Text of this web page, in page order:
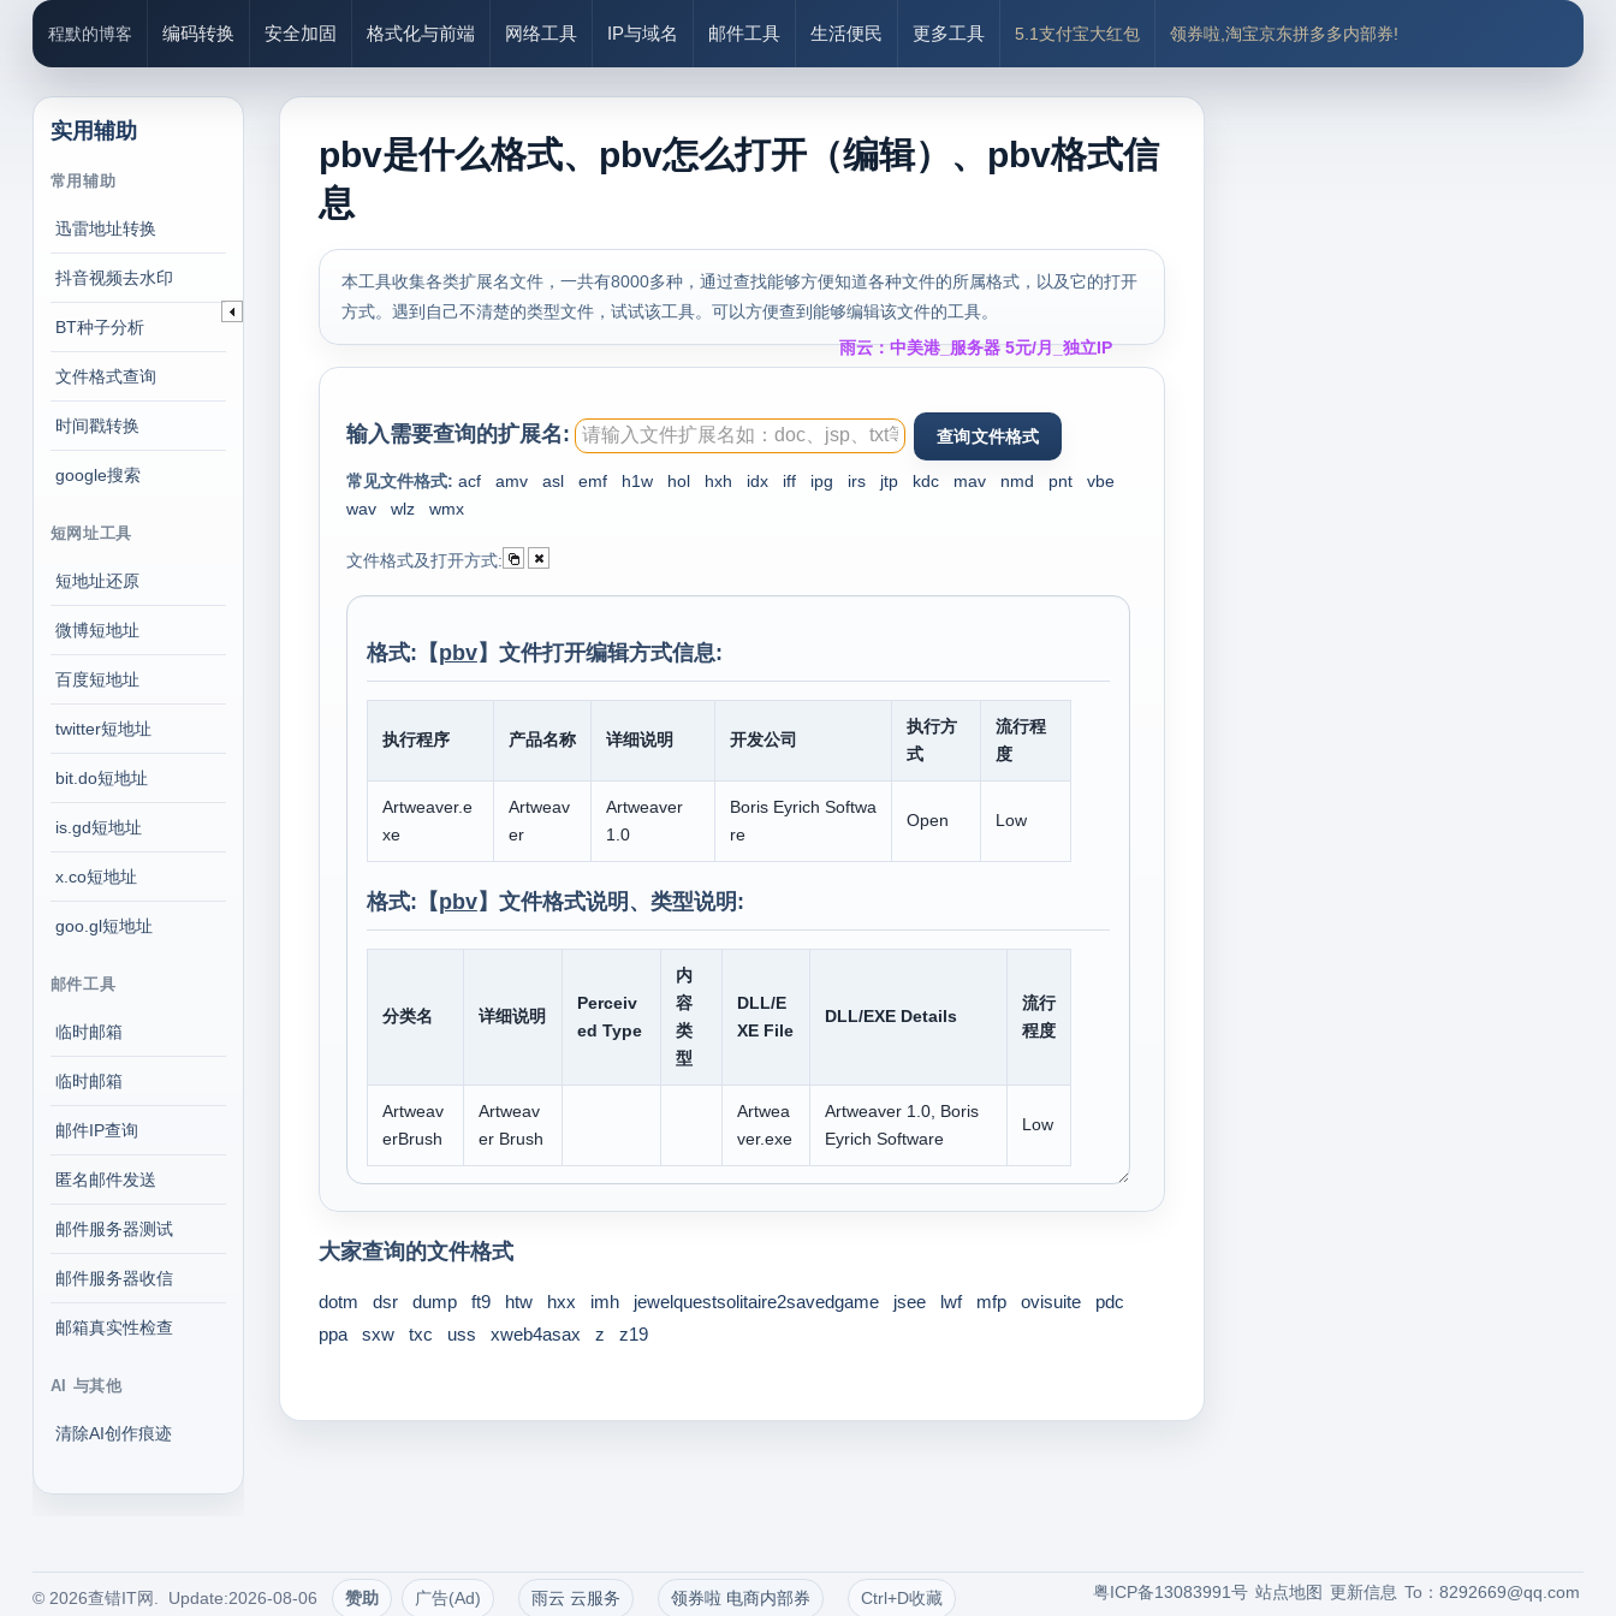
程默的博客 编码转换 安全加固 格式化与前端 网络工具 IP与域名 邮件工具 生活便民 更多工具 5.1支付宝大红包 领券啦,淘宝京东拼多多内部券!
实用辅助
常用辅助
迅雷地址转换
抖音视频去水印
BT种子分析
文件格式查询
时间戳转换
google搜索
短网址工具
短地址还原
微博短地址
百度短地址
twitter短地址
bit.do短地址
is.gd短地址
x.co短地址
goo.gl短地址
邮件工具
临时邮箱
临时邮箱
邮件IP查询
匿名邮件发送
邮件服务器测试
邮件服务器收信
邮箱真实性检查
AI 与其他
清除AI创作痕迹
pbv是什么格式、pbv怎么打开（编辑）、pbv格式信
息
本工具收集各类扩展名文件，一共有8000多种，通过查找能够方便知道各种文件的所属格式，以及它的打开
方式。遇到自己不清楚的类型文件，试试该工具。可以方便查到能够编辑该文件的工具。
雨云：中美港_服务器 5元/月_独立IP
输入需要查询的扩展名:
常见文件格式: acf amv asl emf h1w hol hxh idx iff ipg irs jtp kdc mav nmd pnt
vbe
wav
wlz wmx
文件格式及打开方式:
格式:【pbv】文件打开编辑方式信息:
执行程序 产品名称 详细说明 开发公司
执行方
式
流行程
度
Artweaver.e
xe
Artweav
er
Artweaver
1.0
Boris Eyrich Softwa
re
Open Low
格式:【pbv】文件格式说明、类型说明:
分类名 详细说明
Perceiv
ed Type
内
容
类
型
DLL/E
XE File
DLL/EXE Details
流行
程度
Artweav
erBrush
Artweav
er Brush
Artwea
ver.exe
Artweaver 1.0, Boris
Eyrich Software
Low
大家查询的文件格式
dotm dsr dump ft9 htw hxx imh jewelquestsolitaire2savedgame jsee lwf mfp ovisuite
pdc
ppa
sxw txc uss xweb4asax z z19
© 2026查错IT网. Update:2026-08-06 赞助 广告(Ad) 雨云 云服务 领券啦 电商内部券 Ctrl+D收藏 To：8292669@qq.com
更新信息
站点地图
粤ICP备13083991号